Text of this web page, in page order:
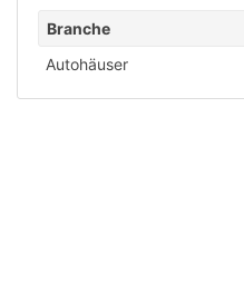
Branche
Autohäuser